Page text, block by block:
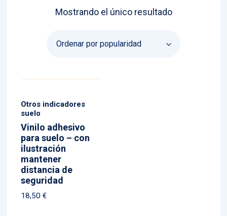
Mostrando el único resultado
Otros indicadores
suelo
Vinilo adhesivo
para suelo – con
ilustración
mantener
distancia de
seguridad
18,50€